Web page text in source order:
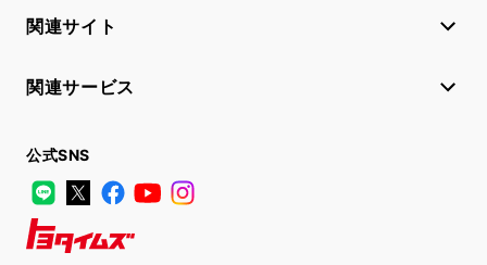
関連サイト
関連サービス
公式SNS
LINE
X FacebookYouTube